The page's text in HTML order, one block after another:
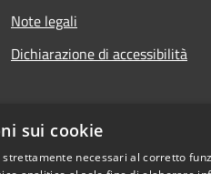
Note legali
Dichiarazione di accessibilità
sui cookie
necessari al corretto